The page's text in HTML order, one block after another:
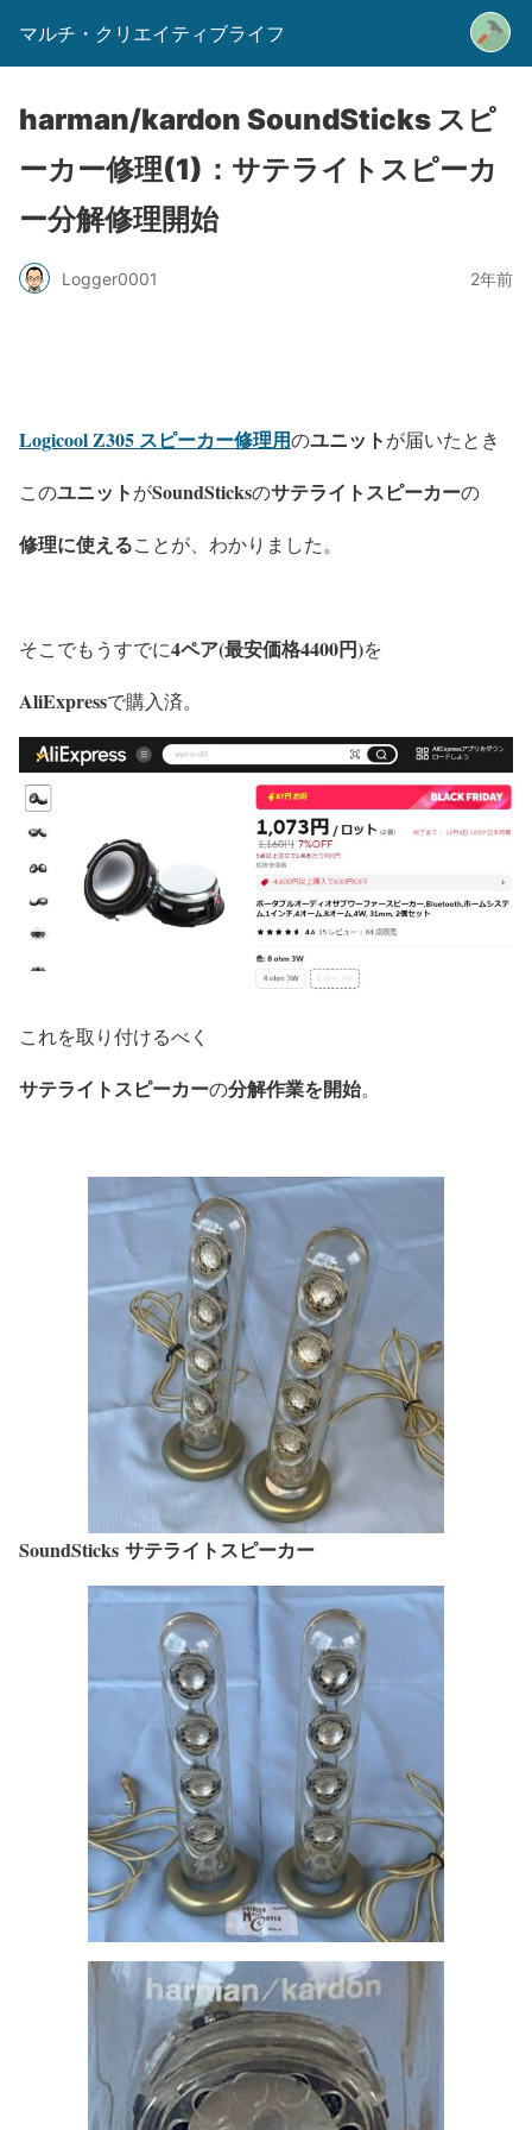
マルチ・クリエイティブライフ
harman/kardon SoundSticks スピ
ーカー修理(1)：サテライトスピーカ
ー分解修理開始
Logger0001 2年前
Logicool Z305 スピーカー修理用のユニットが届いたとき
このユニットがSoundSticksのサテライトスピーカーの
修理に使えることが、わかりました。
そこでもうすでに4ペア(最安価格4400円)を
AliExpressで購入済。
これを取り付けるべく
サテライトスピーカーの分解作業を開始。
SoundSticks サテライトスピーカー